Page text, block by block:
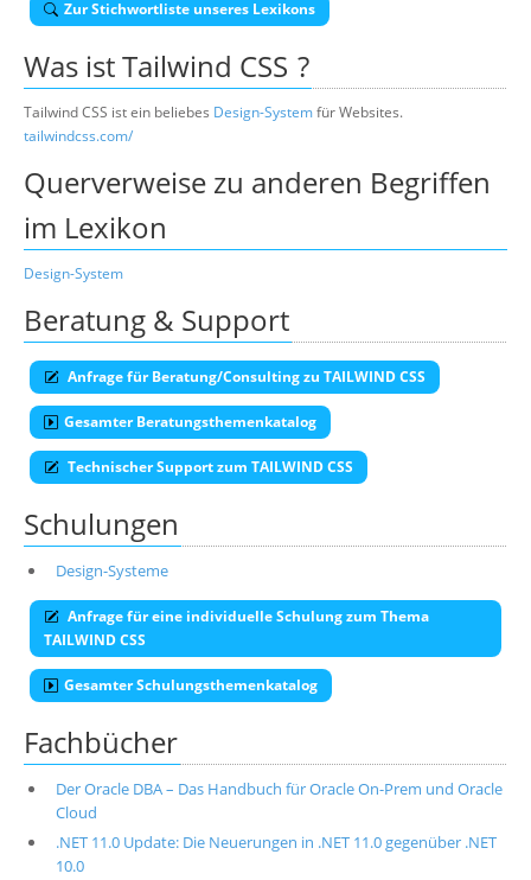
Zur Stichwortliste unseres Lexikons
Was istTailwind CSS ?
Tailwind CSS ist ein beliebes Design-Systemfür Websites.
tailwindcss.com/
Querverweise zu anderen Begriffen
im Lexikon
Design-System
Beratung & Support
Anfrage für Beratung/Consulting zu TAILWIND CSS
Gesamter Beratungsthemenkatalog
Technischer Support zum TAILWIND CSS
Schulungen
Design-Systeme
Anfrage für eine individuelle Schulung zum Thema
TAILWIND CSS
Gesamter Schulungsthemenkatalog
Fachbücher
Der Oracle DBA – Das Handbuch für Oracle On-Prem und Oracle
Cloud
.NET 11.0 Update: Die Neuerungen in .NET 11.0 gegenüber .NET
10.0